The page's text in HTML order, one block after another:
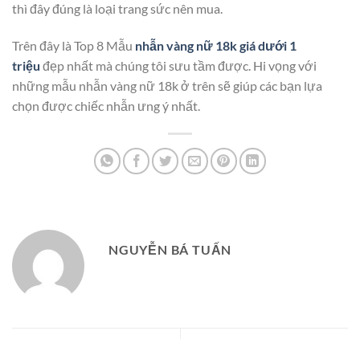
thì đây đúng là loại trang sức nên mua.
Trên đây là Top 8 Mẫu nhẫn vàng nữ 18k giá dưới 1
triệu đẹp nhất mà chúng tôi sưu tầm được. Hi vọng với
những mẫu nhẫn vàng nữ 18k ở trên sẽ giúp các bạn lựa
chọn được chiếc nhẫn ưng ý nhất.
NGUYỄN BÁ TUẤN